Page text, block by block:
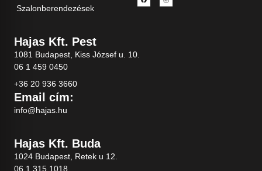
Szalonberendezések
Hajas Kft. Pest
1081 Budapest, Kiss József u. 10.
06 1 459 0450
+36 20 936 3660
Email cím:
info@hajas.hu
Hajas Kft. Buda
1024 Budapest, Retek u 12.
06 1 315 1018